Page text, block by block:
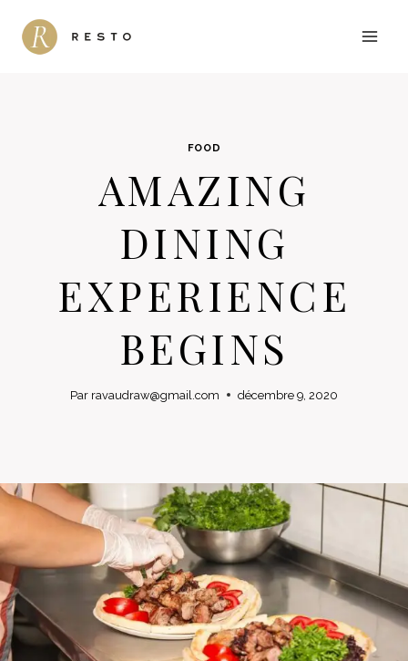
contenu
FOOD
AMAZING
DINING
EXPERIENCE
BEGINS
Par ravaudraw@gmail.com décembre 9, 2020